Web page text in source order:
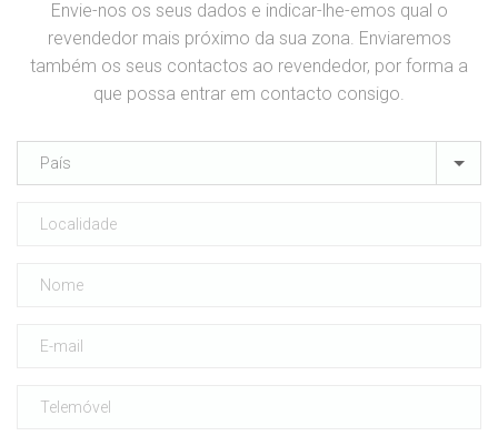
Envie-nos os seus dados e indicar-lhe-emos qual o
revendedor mais próximo da sua zona. Enviaremos
também os seus contactos ao revendedor, por forma a
que possa entrar em contacto consigo.
País